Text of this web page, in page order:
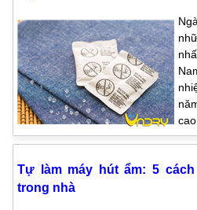
Tự làm máy hút ẩm: 5
trong nhà